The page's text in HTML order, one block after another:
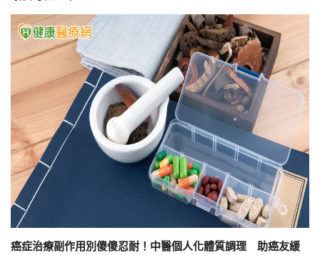
癌症治療副作用別傻傻忍耐！中醫個人化體質調理 助癌友緩